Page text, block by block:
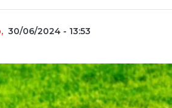
30/06/2024 - 13:53